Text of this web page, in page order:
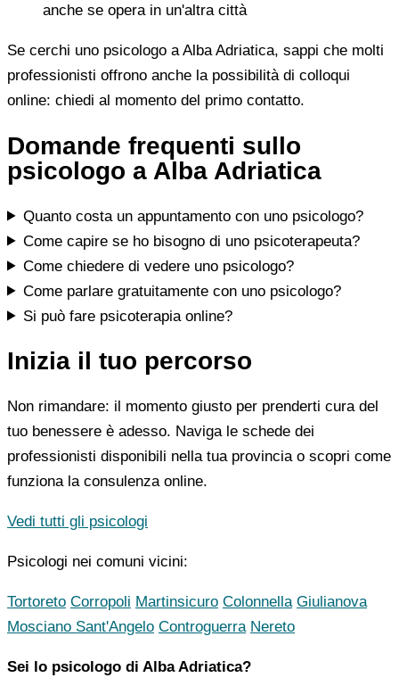
anche se opera in un'altra città
Se cerchi uno psicologo a Alba Adriatica, sappi che molti
professionisti offrono anche la possibilità di colloqui
online: chiedi al momento del primo contatto.
Domande frequenti sullo
psicologo a Alba Adriatica
Quanto costa un appuntamento con uno psicologo?
Come capire se ho bisogno di uno psicoterapeuta?
Come chiedere di vedere uno psicologo?
Come parlare gratuitamente con uno psicologo?
Si può fare psicoterapia online?
Inizia il tuo percorso
Non rimandare: il momento giusto per prenderti cura del
tuo benessere è adesso. Naviga le schede dei
professionisti disponibili nella tua provincia o scopri come
funziona la consulenza online.
Vedi tutti gli psicologi
Psicologi nei comuni vicini:
Tortoreto Corropoli Martinsicuro Colonnella Giulianova
Mosciano Sant'Angelo Controguerra Nereto
Sei lo psicologo di Alba Adriatica?